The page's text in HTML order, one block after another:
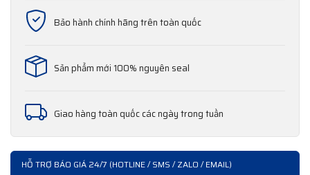
Bảo hành chính hãng trên toàn quốc
Sản phẩm mới 100% nguyên seal
Giao hàng toàn quốc các ngày trong tuần
HỖ TRỢ BÁO GIÁ 24/7 (HOTLINE / SMS / ZALO / EMAIL)